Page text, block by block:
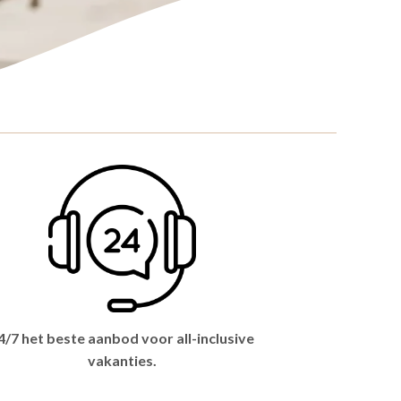
7 het beste aanbod voor all-inclusive
vakanties.